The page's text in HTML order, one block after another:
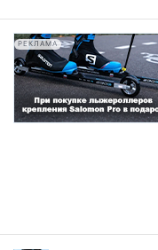
РЕКЛАМА